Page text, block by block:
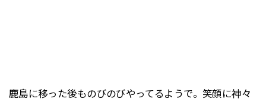
鹿島に移った後ものびのびやってるようで。笑顔に神々